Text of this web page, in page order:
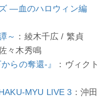
―血のハロウィン編
～ ：綾木千広 / 繁貞
々木秀鳴
らの奪還-』
：ヴィクト
MYU LIVE 3 ：沖田